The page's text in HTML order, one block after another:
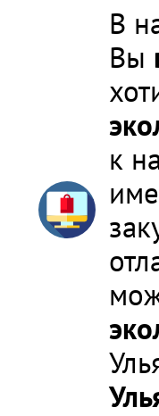
В
Вы
к